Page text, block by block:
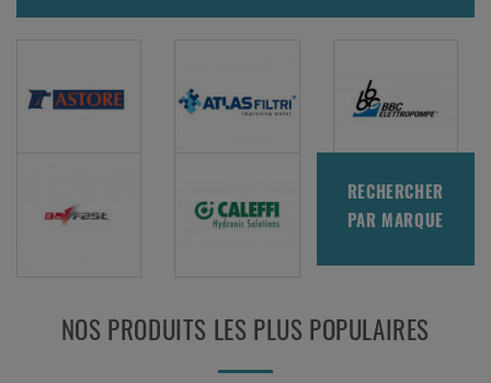
RECHERCHER
PAR MARQUE
NOS PRODUITS LES PLUS POPULAIRES